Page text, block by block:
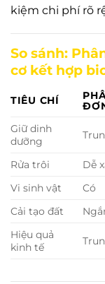
kiệm chi phí rõ
So sánh:
cơ kết hợp
TIÊU CHÍ
Giữ dinh
dưỡng
Rửa trôi Dễ
Vi sinh vật
Có
Cải tạo đất
Hiệu quả
kinh tế